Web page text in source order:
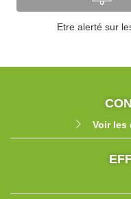
Etre alerté sur
Voir les